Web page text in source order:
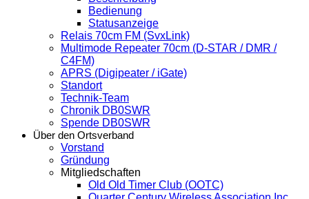
Bedienung
Statusanzeige
Relais 70cm FM (SvxLink)
Multimode Repeater 70cm (D-STAR / DMR /
C4FM)
APRS (Digipeater / iGate)
Standort
Technik-Team
Chronik DB0SWR
Spende DB0SWR
Über den Ortsverband
Vorstand
Gründung
Mitgliedschaften
Old Old Timer Club (OOTC)